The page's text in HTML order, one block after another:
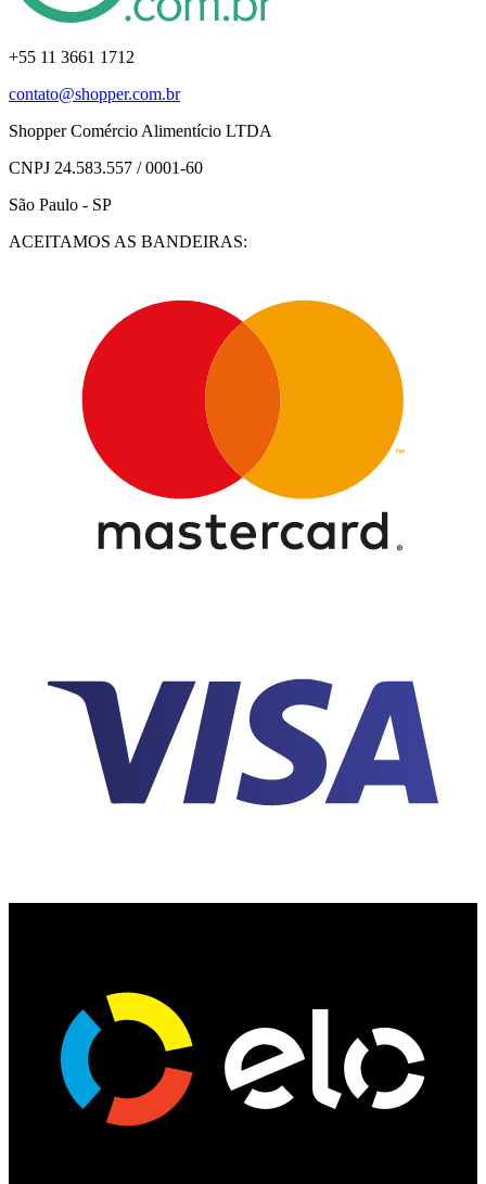
+55 11 3661 1712
contato@shopper.com.br
Shopper Comércio Alimentício LTDA
CNPJ 24.583.557 / 0001-60
São Paulo - SP
ACEITAMOS AS BANDEIRAS: